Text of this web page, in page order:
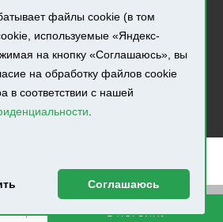
файлы cookie (в том
используемые «Яндекс-
на кнопку «Соглашаюсь», вы
на обработку файлов cookie
в соответствии с нашей
.
Соглашаюсь
В КОРЗИНУ
сумма заказа составляет 500
руб.!
и продвижение сайта.